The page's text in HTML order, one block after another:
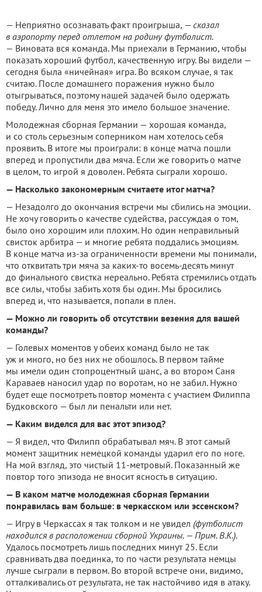
— Неприятно осознавать факт проигрыша, — сказал
в аэропорту перед отлетом на родину футболист.
— Виновата вся команда. Мы приехали в Германию, чтобы
показать хороший футбол, качественную игру. Вы видели —
сегодня была «ничейная» игра. Во всяком случае, я так
считаю. После домашнего поражения нужно было
отыгрываться, поэтому нашей задачей было одержать
победу. Лично для меня это имело большое значение.
Молодежная сборная Германии — хорошая команда,
и со столь серьезным соперником нам хотелось себя
проявить. В итоге мы проиграли: в конце матча пошли
вперед и пропустили два мяча. Если же говорить о матче
в целом, то игрой я доволен. Ребята сыграли хорошо.
— Насколько закономерным считаете итог матча?
— Незадолго до окончания встречи мы сбились на эмоции.
Не хочу говорить о качестве судейства, рассуждая о том,
было оно хорошим или плохим. Но один неправильный
свисток арбитра — и многие ребята поддались эмоциям.
В конце матча из-за ограниченности времени мы понимали,
что отквитать три мяча за каких-то восемь-десять минут
до финального свистка нереально. Ребята стремились отдать
все силы, чтобы забить хотя бы один. Мы бросились
вперед и, что называется, попали в плен.
— Можно ли говорить об отсутствии везения для вашей
команды?
— Голевых моментов у обеих команд было не так
уж и много, но без них не обошлось. В первом тайме
мы имели один стопроцентный шанс, а во втором Саня
Караваев наносил удар по воротам, но не забил. Нужно
будет еще посмотреть повтор момента с участием Филиппа
Будковского — был ли пенальти или нет.
— Каким виделся для вас этот эпизод?
— Я видел, что Филипп обрабатывал мяч. В этот самый
момент защитник немецкой команды ударил его по ноге.
На мой взгляд, это чистый 11-метровый. Показанный же
повтор того эпизода не вносит ясность в ситуацию.
— В каком матче молодежная сборная Германии
понравилась вам больше: в черкасском или эссенском?
— Игру в Черкассах я так толком и не увидел (футболист
находился в расположении сборной Украины. — Прим. В.К.).
Удалось посмотреть лишь последних минут 25. Если
сравнивать два поединка, то по части результата немцы
лучше сыграли в первом. Во второй встрече они, видимо,
отталкивались от результата, не так настойчиво идя в атаку.